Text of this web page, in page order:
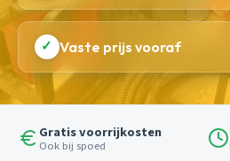
✓ Vaste prijs vooraf
Gratis voorrijkosten
Ook bij spoed